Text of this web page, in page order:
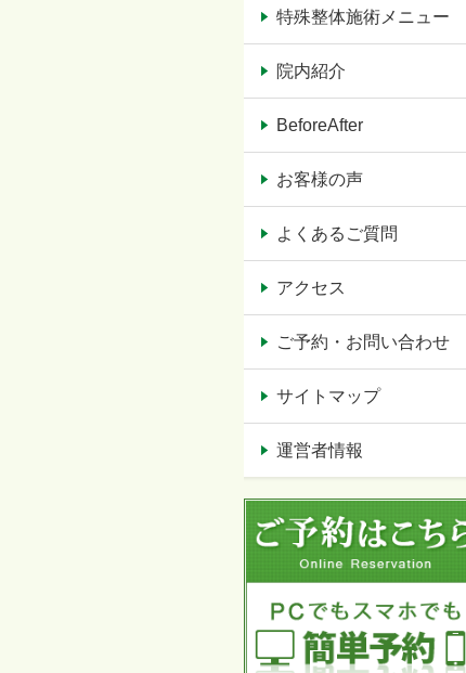
特殊整体施術メニュー
院内紹介
BeforeAfter
お客様の声
よくあるご質問
アクセス
ご予約・お問い合わせ
サイトマップ
運営者情報